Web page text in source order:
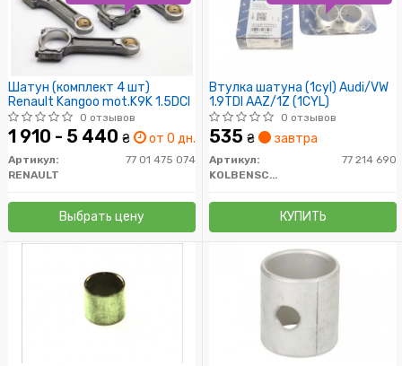
Шатун (комплект 4 шт)
Renault Kangoo mot.K9K 1.5DCI
0 отзывов
1 910 - 5 440 ₴ от 0 дн.
Артикул:
77 01 475 074
RENAULT
Выбрать цену
Втулка шатуна (1cyl) Audi/VW
1.9TDI AAZ/1Z (1CYL)
0 отзывов
535 ₴ завтра
Артикул:
77 214 690
KOLBENSCHMIDT
КУПИТЬ